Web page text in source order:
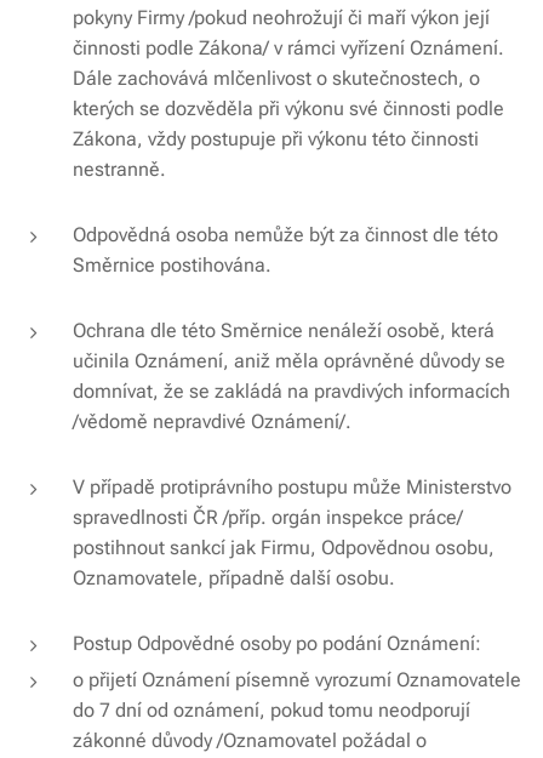
pokyny Firmy /pokud neohrožují či maří výkon její
činnosti podle Zákona/ v rámci vyřízení Oznámení.
Dále zachovává mlčenlivost o skutečnostech, o
kterých se dozvěděla při výkonu své činnosti podle
Zákona, vždy postupuje při výkonu této činnosti
nestranně.
Odpovědná osoba nemůže být za činnost dle této
Směrnice postihována.
Ochrana dle této Směrnice nenáleží osobě, která
učinila Oznámení, aniž měla oprávněné důvody se
domnívat, že se zakládá na pravdivých informacích
/vědomě nepravdivé Oznámení/.
V případě protiprávního postupu může Ministerstvo
spravedlnosti ČR /příp. orgán inspekce práce/
postihnout sankcí jak Firmu, Odpovědnou osobu,
Oznamovatele, případně další osobu.
Postup Odpovědné osoby po podání Oznámení:
o přijetí Oznámení písemně vyrozumí Oznamovatele
do 7 dní od oznámení, pokud tomu neodporují
zákonné důvody /Oznamovatel požádal o